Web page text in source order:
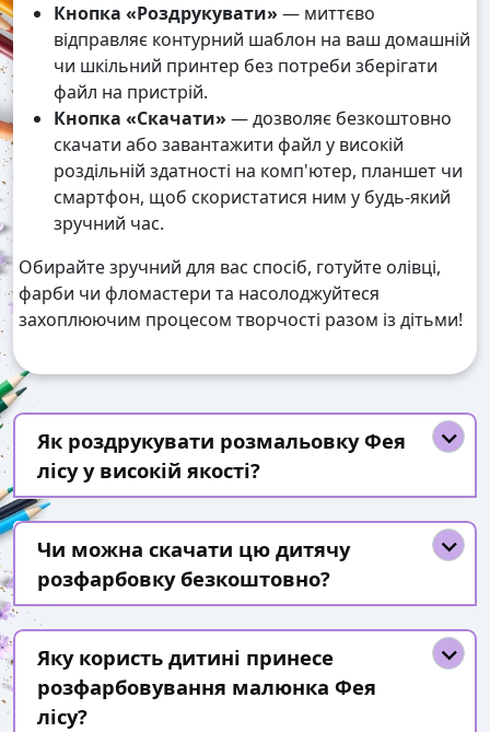
Кнопка «Роздрукувати» — миттєво
відправляє контурний шаблон на ваш домашній
чи шкільний принтер без потреби зберігати
файл на пристрій.
Кнопка «Скачати» — дозволяє безкоштовно
скачати або завантажити файл у високій
роздільній здатності на комп'ютер, планшет чи
смартфон, щоб скористатися ним у будь-який
зручний час.
Обирайте зручний для вас спосіб, готуйте олівці,
фарби чи фломастери та насолоджуйтеся
захоплюючим процесом творчості разом із дітьми!
Як роздрукувати розмальовку Фея
лісу у високій якості?
Чи можна скачати цю дитячу
розфарбовку безкоштовно?
Яку користь дитині принесе
розфарбовування малюнка Фея
лісу?